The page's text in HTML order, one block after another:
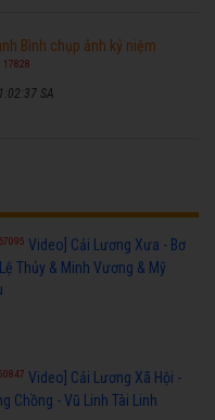
Bình chụp ảnh kỷ niệm
17828
SA
67095 Video] Cải Lương Xưa - Bơ
Thủy & Minh Vương & Mỹ
Video] Cải Lương Xã Hội -
Chồng - Vũ Linh Tài Linh